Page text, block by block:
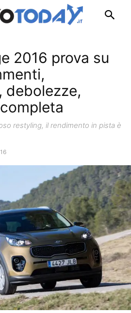
2016 prova su
debolezze,
restyling, il rendimento in pista è